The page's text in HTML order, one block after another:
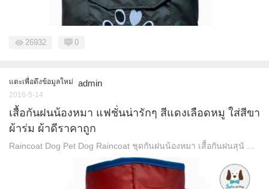
26932 0
แตะเพื่อดึงข้อมูลใหม่ admin
2016-5-14
เสื้อกันฝนน้องหมา แฟชั่นน่ารักๆ สีแดงเลือดหมู ใส่สีขา
ผ้าร่ม ผ้าดีราคาถูก
Raincoat Dog Pet Dog Raincoat ชุดกันฝนน้องหมา เสื้อกันฝนสุนั ...